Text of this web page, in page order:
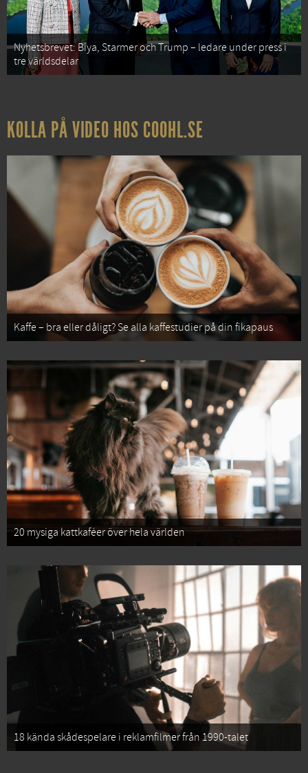
Nyhetsbrevet: Biya, Starmer och Trump – ledare under press i
tre världsdelar
KOLLA PÅ VIDEO HOS COOHL.SE
Kaffe – bra eller dåligt? Se alla kaffestudier på din fikapaus
20 mysiga kattkaféer över hela världen
18 kända skådespelare i reklamfilmer från 1990-talet